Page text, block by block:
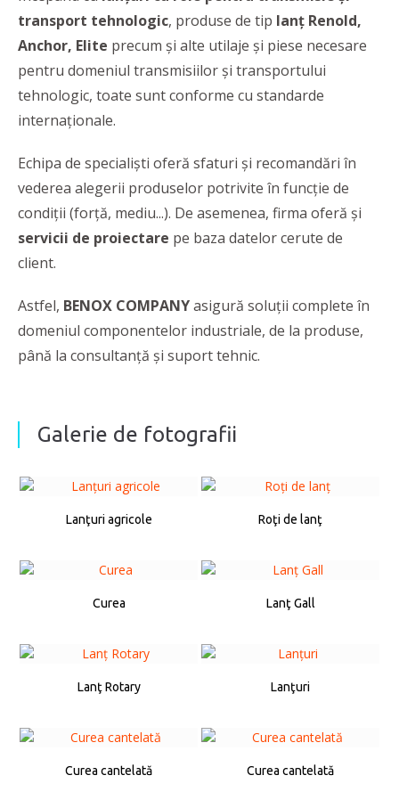
transport tehnologic, produse de tip lanț Renold,
Anchor, Elite precum și alte utilaje și piese necesare
pentru domeniul transmisiilor și transportului
tehnologic, toate sunt conforme cu standarde
internaţionale.
Echipa de specialişti oferă sfaturi şi recomandări în
vederea alegerii produselor potrivite în funcție de
condiții (forță, mediu...). De asemenea, firma oferă și
servicii de proiectare pe baza datelor cerute de
client.
Astfel, BENOX COMPANYasigură soluţii complete în
domeniul componentelor industriale, de la produse,
până la consultanţă şi suport tehnic.
Galerie de fotografii
Lanţuri agricole Roţi de lanţ
Curea Lanţ Gall
Lanţ Rotary Lanţuri
Curea cantelată Curea cantelată